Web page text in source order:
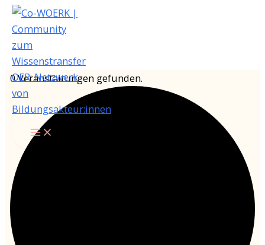
Zum
Inhalt
springen
0 Veranstaltungen gefunden.